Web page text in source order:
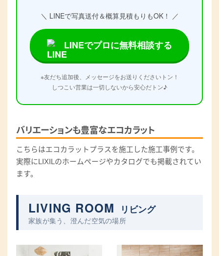
＼ LINEで写真送付＆概算見積もりもOK！ ／
LINEでプロに無料相談する
※友だち追加後、メッセージをお送りくださいトン！
しつこい営業は一切しないから安心だトン♪
バリエーションも豊富なエコカラット
こちらはエコカラットプラスを施工した施工事例です。
実際にLIXILのホームぺージやカタログでも掲載されてい
ます。
LIVING ROOM リビング
家族が集う、澄んだ空気の場所